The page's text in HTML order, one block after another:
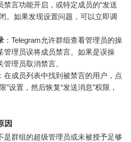
禁言功能开启，或特定成员的“发送
。如果发现设置问题，可以立即调
：Telegram允许群组查看管理员的操
管理员误将成员禁言。如果是误操
理员取消禁言。
：在成员列表中找到被禁言的用户，点
”设置，然后恢复“发送消息”权限，
因
是群组的超级管理员或未被授予足够